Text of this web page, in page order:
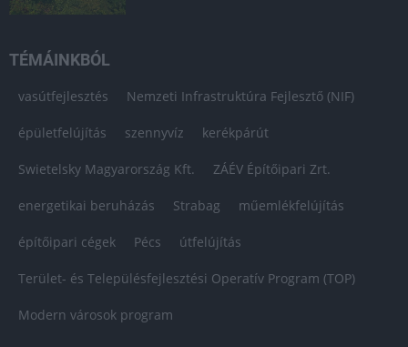
TÉMÁINKBÓL
vasútfejlesztés Nemzeti Infrastruktúra Fejlesztő (NIF)
épületfelújítás szennyvíz kerékpárút
Swietelsky Magyarország Kft. ZÁÉV Építőipari Zrt.
energetikai beruházás Strabag műemlékfelújítás
építőipari cégek Pécs útfelújítás
Terület- és Településfejlesztési Operatív Program (TOP)
Modern városok program